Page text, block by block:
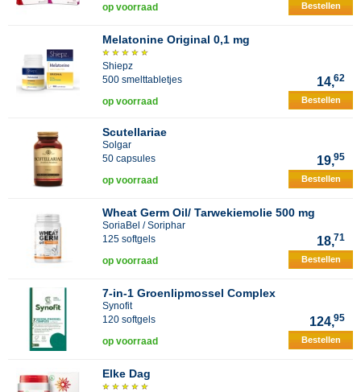
op voorraad Bestellen
Melatonine Original 0,1 mg
Shiepz
500 smelttabletjes
14,62
op voorraad Bestellen
Scutellariae
Solgar
50 capsules
19,95
op voorraad Bestellen
Wheat Germ Oil/ Tarwekiemolie 500 mg
SoriaBel / Soriphar
125 softgels
18,71
op voorraad Bestellen
7-in-1 Groenlipmossel Complex
Synofit
120 softgels
124,95
op voorraad Bestellen
Elke Dag